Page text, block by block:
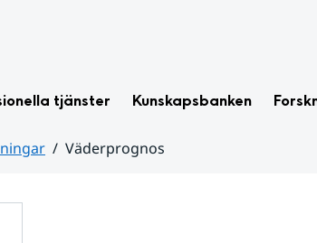
tjänster Kunskapsbanken
Väderprognos